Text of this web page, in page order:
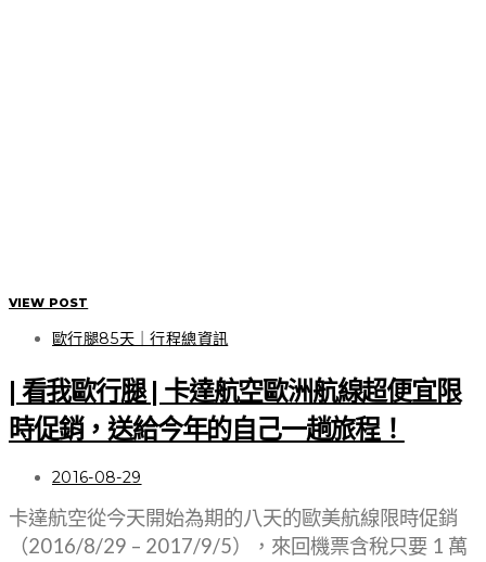
VIEW POST
歐行腿85天｜行程總資訊
| 看我歐行腿 | 卡達航空歐洲航線超便宜限
時促銷，送給今年的自己一趟旅程！
2016-08-29
卡達航空從今天開始為期的八天的歐美航線限時促銷
（2016/8/29 – 2017/9/5），來回機票含稅只要 1 萬